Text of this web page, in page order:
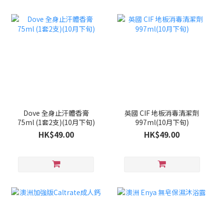
Dove 全身止汗體香膏
75ml (1套2支)(10月下旬)
HK$49.00
英國 CIF 地板消毒清潔劑
997ml(10月下旬)
HK$49.00